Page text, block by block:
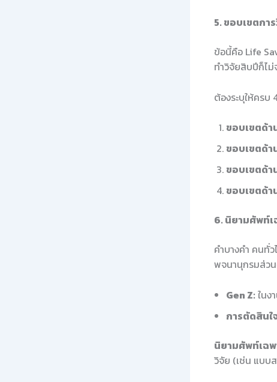
5. ขอบเขตกา
ข้อนี้คือ Life
ทำวิจัยสิบปีก็ไม่
ต้องระบุให้ครบ
ขอบเขตด้า
ขอบเขตด้า
ขอบเขตด้
ขอบเขตด้า
6. นิยามศัพท์
คำบางคำ คนทั่
พจนานุกรมส่วน
Gen Z: ในง
การตัดสินใ
นิยามศัพท์เฉพ
วิจัย (เช่น แบบ